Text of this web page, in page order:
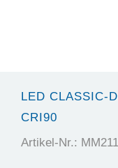
LED CLASSIC-
CRI90
Artikel-Nr.: